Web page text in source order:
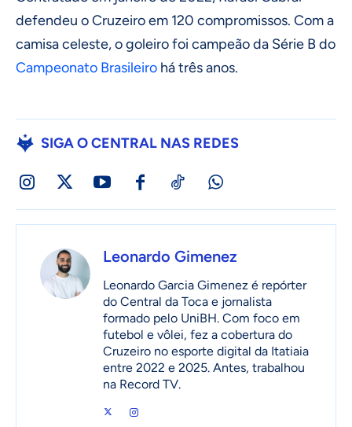
defendeu o Cruzeiro em 120 compromissos. Com a
camisa celeste, o goleiro foi campeão da Série B do
Campeonato Brasileiro há três anos.
SIGA O CENTRAL NAS REDES
Leonardo Gimenez
Leonardo Garcia Gimenez é repórter
do Central da Toca e jornalista
formado pelo UniBH. Com foco em
futebol e vôlei, fez a cobertura do
Cruzeiro no esporte digital da Itatiaia
entre 2022 e 2025. Antes, trabalhou
na Record TV.